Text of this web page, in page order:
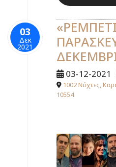
03
Δεκ
2021
03-12-2021
1002 Νύχτες,
10554